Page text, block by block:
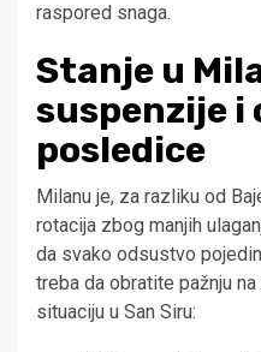
raspored snaga.
Stanje u
suspenzije
posledice
Milanu je, za razliku od
rotacija zbog manjih
da svako odsustvo
treba da obratite pažnju
situaciju u San Siru: